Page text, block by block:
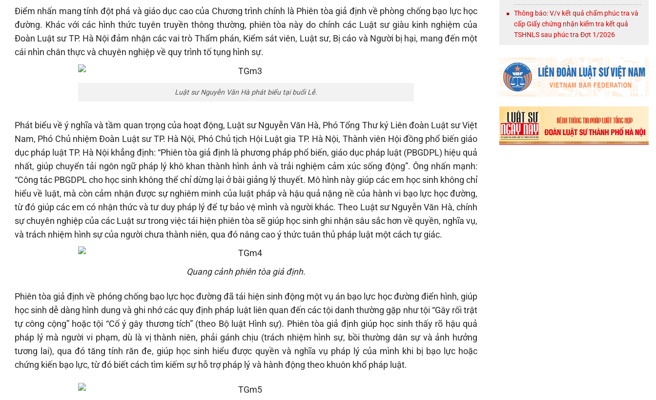
Điểm nhấn mang tính đột phá và giáo dục cao của Chương trình chính là Phiên tòa giả định về phòng chống bạo lực học
đường. Khác với các hình thức tuyên truyền thông thường, phiên tòa này do chính các Luật sư giàu kinh nghiệm của
Đoàn Luật sư TP. Hà Nội đảm nhận các vai trò Thẩm phán, Kiểm sát viên, Luật sư, Bị cáo và Người bị hại, mang đến một
cái nhìn chân thực và chuyên nghiệp về quy trình tố tụng hình sự.
Luật sư Nguyễn Văn Hà phát biểu tại buổi Lễ.
Phát biểu về ý nghĩa và tầm quan trọng của hoạt động, Luật sư Nguyễn Văn Hà, Phó Tổng Thư ký Liên đoàn Luật sư Việt
Nam, Phó Chủ nhiệm Đoàn Luật sư TP. Hà Nội, Phó Chủ tịch Hội Luật gia TP. Hà Nội, Thành viên Hội đồng phổ biến giáo
dục pháp luật TP. Hà Nội khẳng định: “Phiên tòa giả định là phương pháp phổ biến, giáo dục pháp luật (PBGDPL) hiệu quả
nhất, giúp chuyển tải ngôn ngữ pháp lý khô khan thành hình ảnh và trải nghiệm cảm xúc sống động”. Ông nhấn mạnh:
“Công tác PBGDPL cho học sinh không thể chỉ dừng lại ở bài giảng lý thuyết. Mô hình này giúp các em học sinh không chỉ
hiểu về luật, mà còn cảm nhận được sự nghiêm minh của luật pháp và hậu quả nặng nề của hành vi bạo lực học đường,
từ đó giúp các em có nhận thức và tư duy pháp lý để tự bảo vệ mình và người khác. Theo Luật sư Nguyễn Văn Hà, chính
sự chuyên nghiệp của các Luật sư trong việc tái hiện phiên tòa sẽ giúp học sinh ghi nhận sâu sắc hơn về quyền, nghĩa vụ,
và trách nhiệm hình sự của người chưa thành niên, qua đó nâng cao ý thức tuân thủ pháp luật một cách tự giác.
Quang cảnh phiên tòa giả định.
Phiên tòa giả định về phóng chống bạo lực học đường đã tái hiện sinh động một vụ án bạo lực học đường điển hình, giúp
học sinh dễ dàng hình dung và ghi nhớ các quy định pháp luật liên quan đến các tội danh thường gặp như tội “Gây rối trật
tự công cộng” hoặc tội “Cố ý gây thương tích” (theo Bộ luật Hình sự). Phiên tòa giả định giúp học sinh thấy rõ hậu quả
pháp lý mà người vi phạm, dù là vị thành niên, phải gánh chịu (trách nhiệm hình sự, bồi thường dân sự và ảnh hưởng
tương lai), qua đó tăng tính răn đe, giúp học sinh hiểu được quyền và nghĩa vụ pháp lý của mình khi bị bạo lực hoặc
chứng kiến bạo lực, từ đó biết cách tìm kiếm sự hỗ trợ pháp lý và hành động theo khuôn khổ pháp luật.
Thông báo: V/v kết quả chấm phúc tra và
cấp Giấy chứng nhận kiểm tra kết quả
TSHNLS sau phúc tra Đợt 1/2026